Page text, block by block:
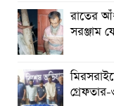
তিন দিন পর
থেকে উদ্ধার
ব্রহ্মপুত্র নদে নিখোঁজ
রাঙ্গুনিয়ায় জুলাই
রাতের
সরঞ্জাম